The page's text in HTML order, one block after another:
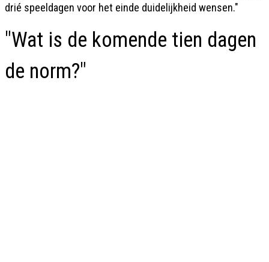
drié speeldagen voor het einde duidelijkheid wensen."
"Wat is de komende tien dagen
de norm?"